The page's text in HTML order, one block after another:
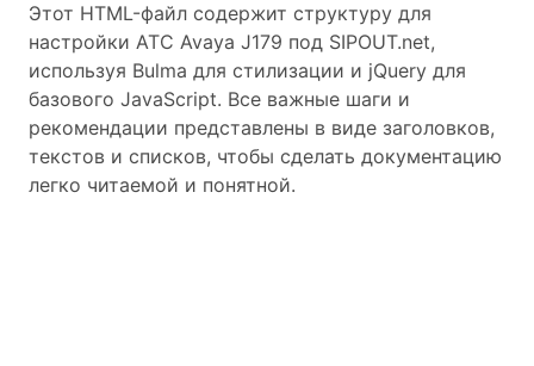
Этот HTML-файл содержит структуру для
настройки АТС Avaya J179 под SIPOUT.net,
используя Bulma для стилизации и jQuery для
базового JavaScript. Все важные шаги и
рекомендации представлены в виде заголовков,
текстов и списков, чтобы сделать документацию
легко читаемой и понятной.